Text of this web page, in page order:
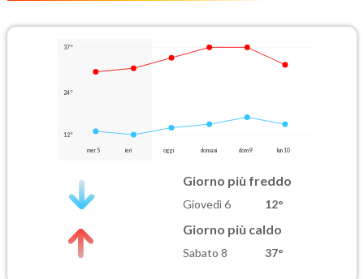
37°
24°
12°
mer 5 ieri oggi domani dom 9 lun 10
Giorno più freddo
Giovedì 6 12°
Giorno più caldo
Sabato 8 37°